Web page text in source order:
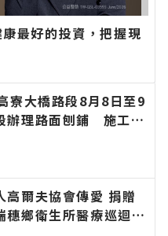
最好的投資，把握現
寮大橋路段8月8日至9
辦理路面刨鋪 施工期
聞報導 最新的在地資
高爾夫協會傳愛 捐贈
穗鄉衛生所醫療巡迴車